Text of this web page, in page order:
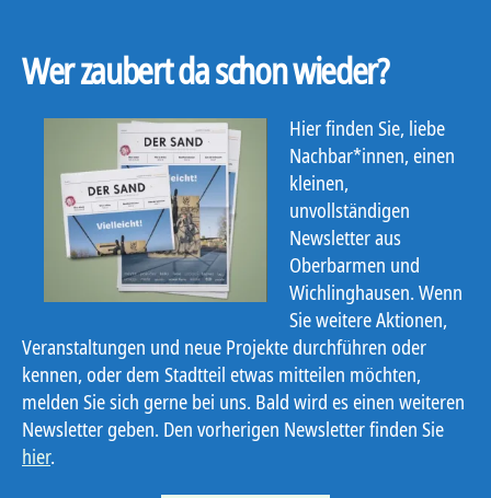
Wer zaubert da schon wieder?
Hier finden Sie, liebe
Nachbar*innen, einen
kleinen,
unvollständigen
Newsletter aus
Oberbarmen und
Wichlinghausen. Wenn
Sie weitere Aktionen,
Veranstaltungen und neue Projekte durchführen oder
kennen, oder dem Stadtteil etwas mitteilen möchten,
melden Sie sich gerne bei uns. Bald wird es einen weiteren
Newsletter geben. Den vorherigen Newsletter finden Sie
hier.